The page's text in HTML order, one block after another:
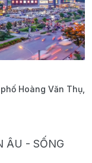
Hoàng Văn Thụ,
ÂU - SỐNG